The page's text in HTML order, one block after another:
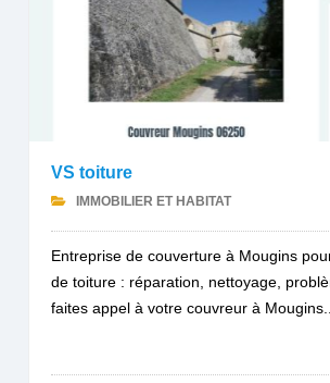
VS toiture
IMMOBILIER ET HABITAT
Entreprise de couverture à Mougins
de toiture : réparation, nettoyage,
faites appel à votre couvreur à Mougins...